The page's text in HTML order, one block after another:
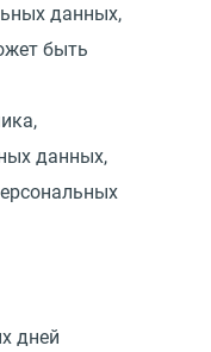
данных,
быть
данных,
дней